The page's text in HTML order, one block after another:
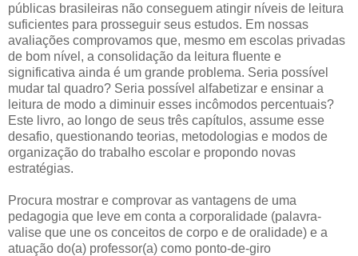
públicas brasileiras não conseguem atingir níveis de leitura
suficientes para prosseguir seus estudos. Em nossas
avaliações comprovamos que, mesmo em escolas privadas
de bom nível, a consolidação da leitura fluente e
significativa ainda é um grande problema. Seria possível
mudar tal quadro? Seria possível alfabetizar e ensinar a
leitura de modo a diminuir esses incômodos percentuais?
Este livro, ao longo de seus três capítulos, assume esse
desafio, questionando teorias, metodologias e modos de
organização do trabalho escolar e propondo novas
estratégias.
Procura mostrar e comprovar as vantagens de uma
pedagogia que leve em conta a corporalidade (palavra-
valise que une os conceitos de corpo e de oralidade) e a
atuação do(a) professor(a) como ponto-de-giro